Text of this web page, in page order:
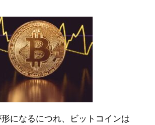
になるにつれ、ビットコインは